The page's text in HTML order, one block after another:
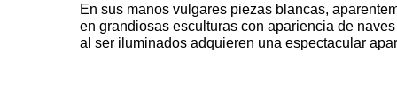
En sus manos vulgares piezas blancas,
en grandiosas esculturas con apariencia de
al ser iluminados adquieren una espectacular